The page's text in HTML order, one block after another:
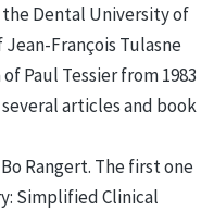
Dental University of
Jean-François Tulasne
Paul Tessier from 1983
several articles and book
Rangert. The first one
Simplified Clinical